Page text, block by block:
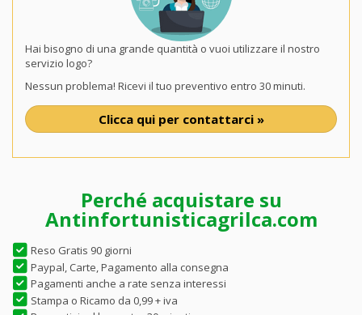
Hai bisogno di una grande quantità o vuoi utilizzare il nostro
servizio logo?
Nessun problema! Ricevi il tuo preventivo entro 30 minuti.
Clicca qui per contattarci »
Perché acquistare su
Antinfortunisticagrilca.com
Reso Gratis 90 giorni
Paypal, Carte, Pagamento alla consegna
Pagamenti anche a rate senza interessi
Stampa o Ricamo da 0,99 + iva